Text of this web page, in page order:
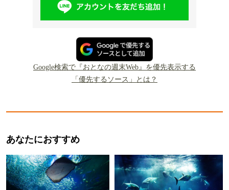
Google検索で『おとなの週末Web』を優先表示する
「優先するソース」とは？
あなたにおすすめ